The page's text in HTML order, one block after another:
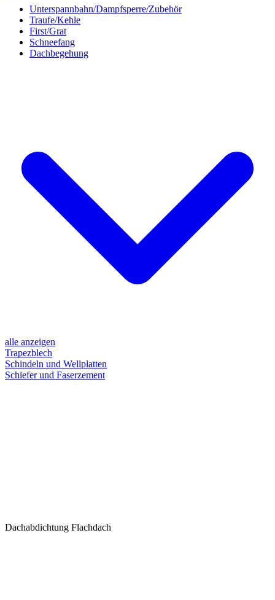
Unterspannbahn/Dampfsperre/Zubehör
Traufe/Kehle
First/Grat
Schneefang
Dachbegehung
alle anzeigen
Trapezblech
Schindeln und Wellplatten
Schiefer und Faserzement
Dachabdichtung Flachdach